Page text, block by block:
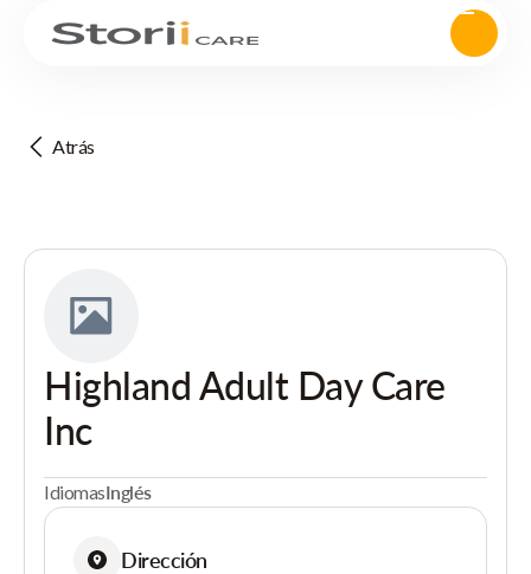
Atrás
Highland Adult Day Care
Inc
IdiomasInglés
Dirección